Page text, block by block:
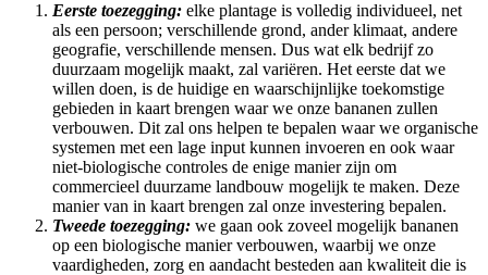
Eerste toezegging: elke plantage is volledig individueel, net
als een persoon; verschillende grond, ander klimaat, andere
geografie, verschillende mensen. Dus wat elk bedrijf zo
duurzaam mogelijk maakt, zal variëren. Het eerste dat we
willen doen, is de huidige en waarschijnlijke toekomstige
gebieden in kaart brengen waar we onze bananen zullen
verbouwen. Dit zal ons helpen te bepalen waar we organische
systemen met een lage input kunnen invoeren en ook waar
niet-biologische controles de enige manier zijn om
commercieel duurzame landbouw mogelijk te maken. Deze
manier van in kaart brengen zal onze investering bepalen.
Tweede toezegging: we gaan ook zoveel mogelijk bananen
op een biologische manier verbouwen, waarbij we onze
vaardigheden, zorg en aandacht besteden aan kwaliteit die is